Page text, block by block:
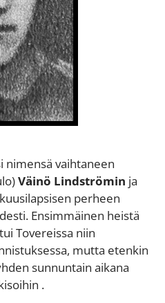
vaihtaneen
Väinö Lindströmin ja
perheen
Ensimmäinen heistä
Tovereissa niin
mutta etenkin
sunnuntain aikana
.